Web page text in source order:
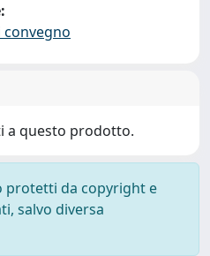
a questo prodotto.
protetti da copyright e
salvo diversa